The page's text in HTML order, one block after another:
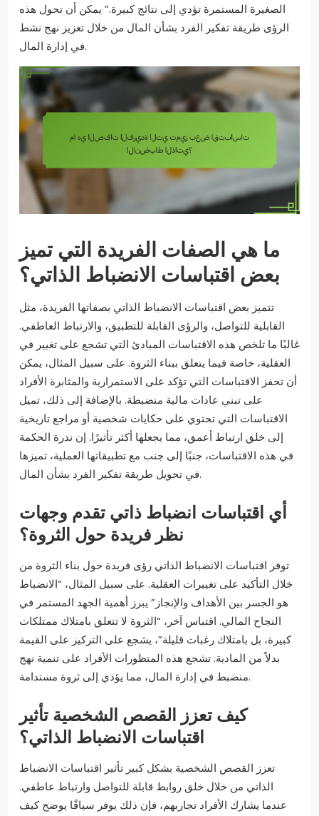
الصغيرة المستمرة تؤدي إلى نتائج كبيرة.” يمكن أن تحول هذه
الرؤى طريقة تفكير الفرد بشأن المال من خلال تعزيز نهج نشط
في إدارة المال.
ما هي الصفات الفريدة التي تميز
بعض اقتباسات الانضباط الذاتي؟
تتميز بعض اقتباسات الانضباط الذاتي بصفاتها الفريدة، مثل
القابلية للتواصل، والرؤى القابلة للتطبيق، والارتباط العاطفي.
غالبًا ما تلخص هذه الاقتباسات المبادئ التي تشجع على تغيير في
العقلية، خاصة فيما يتعلق ببناء الثروة. على سبيل المثال، يمكن
أن تحفز الاقتباسات التي تؤكد على الاستمرارية والمثابرة الأفراد
على تبني عادات مالية منضبطة. بالإضافة إلى ذلك، تميل
الاقتباسات التي تحتوي على حكايات شخصية أو مراجع تاريخية
إلى خلق ارتباط أعمق، مما يجعلها أكثر تأثيرًا. إن ندرة الحكمة
في هذه الاقتباسات، جنبًا إلى جنب مع تطبيقاتها العملية، تميزها
في تحويل طريقة تفكير الفرد بشأن المال.
أي اقتباسات انضباط ذاتي تقدم وجهات
نظر فريدة حول الثروة؟
توفر اقتباسات الانضباط الذاتي رؤى فريدة حول بناء الثروة من
خلال التأكيد على تغييرات العقلية. على سبيل المثال، “الانضباط
هو الجسر بين الأهداف والإنجاز” يبرز أهمية الجهد المستمر في
النجاح المالي. اقتباس آخر، “الثروة لا تتعلق بامتلاك ممتلكات
كبيرة، بل بامتلاك رغبات قليلة”، يشجع على التركيز على القيمة
بدلاً من المادية. تشجع هذه المنظورات الأفراد على تنمية نهج
منضبط في إدارة المال، مما يؤدي إلى ثروة مستدامة.
كيف تعزز القصص الشخصية تأثير
اقتباسات الانضباط الذاتي؟
تعزز القصص الشخصية بشكل كبير تأثير اقتباسات الانضباط
الذاتي من خلال خلق روابط قابلة للتواصل وارتباط عاطفي.
عندما يشارك الأفراد تجاربهم، فإن ذلك يوفر سياقًا يوضح كيف